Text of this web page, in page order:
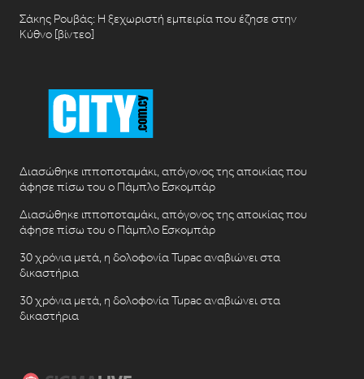
Σάκης Ρουβάς: Η ξεχωριστή εμπειρία που έζησε στην
Κύθνο [βίντεο]
Διασώθηκε ιπποποταμάκι, απόγονος της αποικίας που
άφησε πίσω του ο Πάμπλο Εσκομπάρ
Διασώθηκε ιπποποταμάκι, απόγονος της αποικίας που
άφησε πίσω του ο Πάμπλο Εσκομπάρ
30 χρόνια μετά, η δολοφονία Tupac αναβιώνει στα
δικαστήρια
30 χρόνια μετά, η δολοφονία Tupac αναβιώνει στα
δικαστήρια